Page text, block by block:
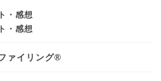
・感想
・感想
ァイリング®